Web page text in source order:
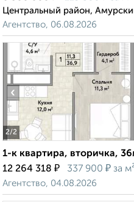
Центральный район,
Агентство, 06.08.2026
2/2
‹
1-к квартира, вторичка,
12 264 318 ₽ 337 900 ₽ за
Агентство, 04.08.2026